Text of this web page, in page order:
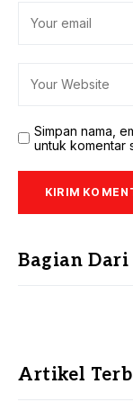
Simpan nama,
untuk komentar
Bagian Dari
Artikel